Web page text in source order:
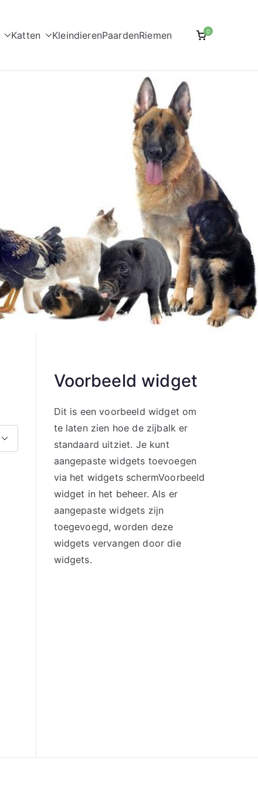
Katten KleindierenPaardenRiemen 0
Voorbeeld widget
Dit is een voorbeeld widget om
te laten zien hoe de zijbalk er
standaard uitziet. Je kunt
aangepaste widgets toevoegen
via het widgets schermVoorbeeld
widget in het beheer. Als er
aangepaste widgets zijn
toegevoegd, worden deze
widgets vervangen door die
widgets.